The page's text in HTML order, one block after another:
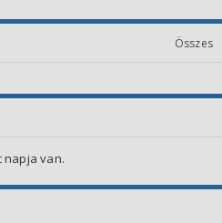
Összes
napja van.